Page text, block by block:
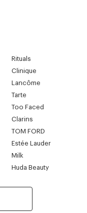
Rituals
Clinique
Lancôme
Tarte
Too Faced
Clarins
TOM FORD
Estée Lauder
Milk
Huda Beauty